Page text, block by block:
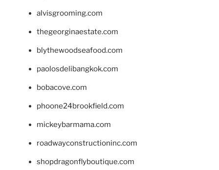
alvisgrooming.com
thegeorginaestate.com
blythewoodseafood.com
paolosdelibangkok.com
bobacove.com
phoone24brookfield.com
mickeybarmama.com
roadwayconstructioninc.com
shopdragonflyboutique.com